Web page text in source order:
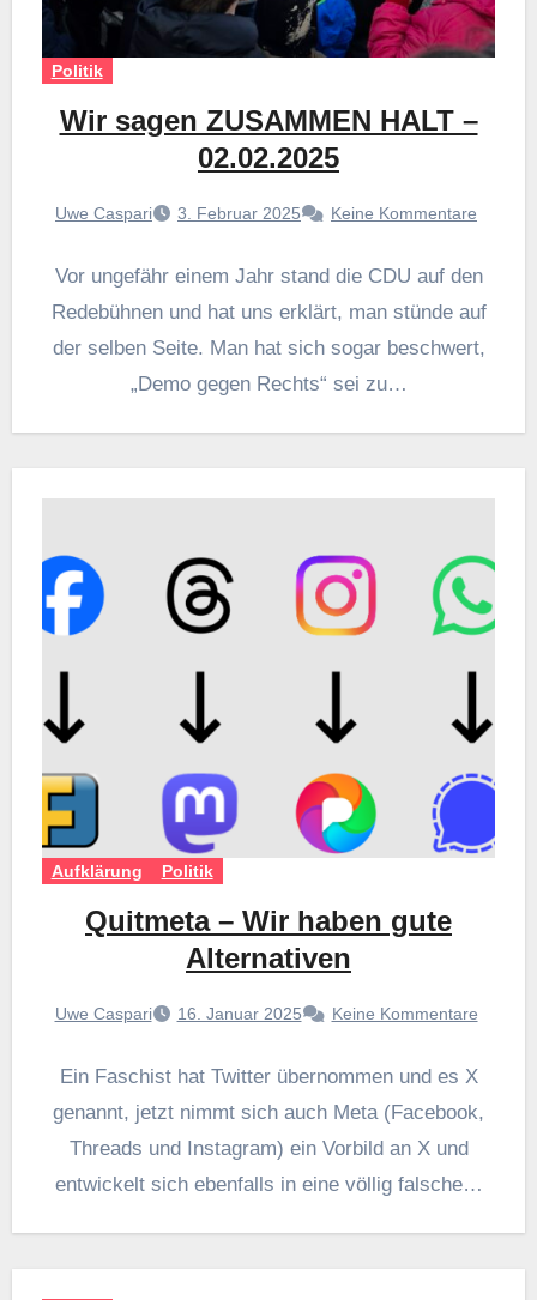
Politik
Wir sagen ZUSAMMEN HALT –
02.02.2025
Uwe Caspari 3. Februar 2025 Keine Kommentare
Vor ungefähr einem Jahr stand die CDU auf den
Redebühnen und hat uns erklärt, man stünde auf
der selben Seite. Man hat sich sogar beschwert,
„Demo gegen Rechts“ sei zu…
Aufklärung Politik
Quitmeta – Wir haben gute
Alternativen
Uwe Caspari 16. Januar 2025 Keine Kommentare
Ein Faschist hat Twitter übernommen und es X
genannt, jetzt nimmt sich auch Meta (Facebook,
Threads und Instagram) ein Vorbild an X und
entwickelt sich ebenfalls in eine völlig falsche…